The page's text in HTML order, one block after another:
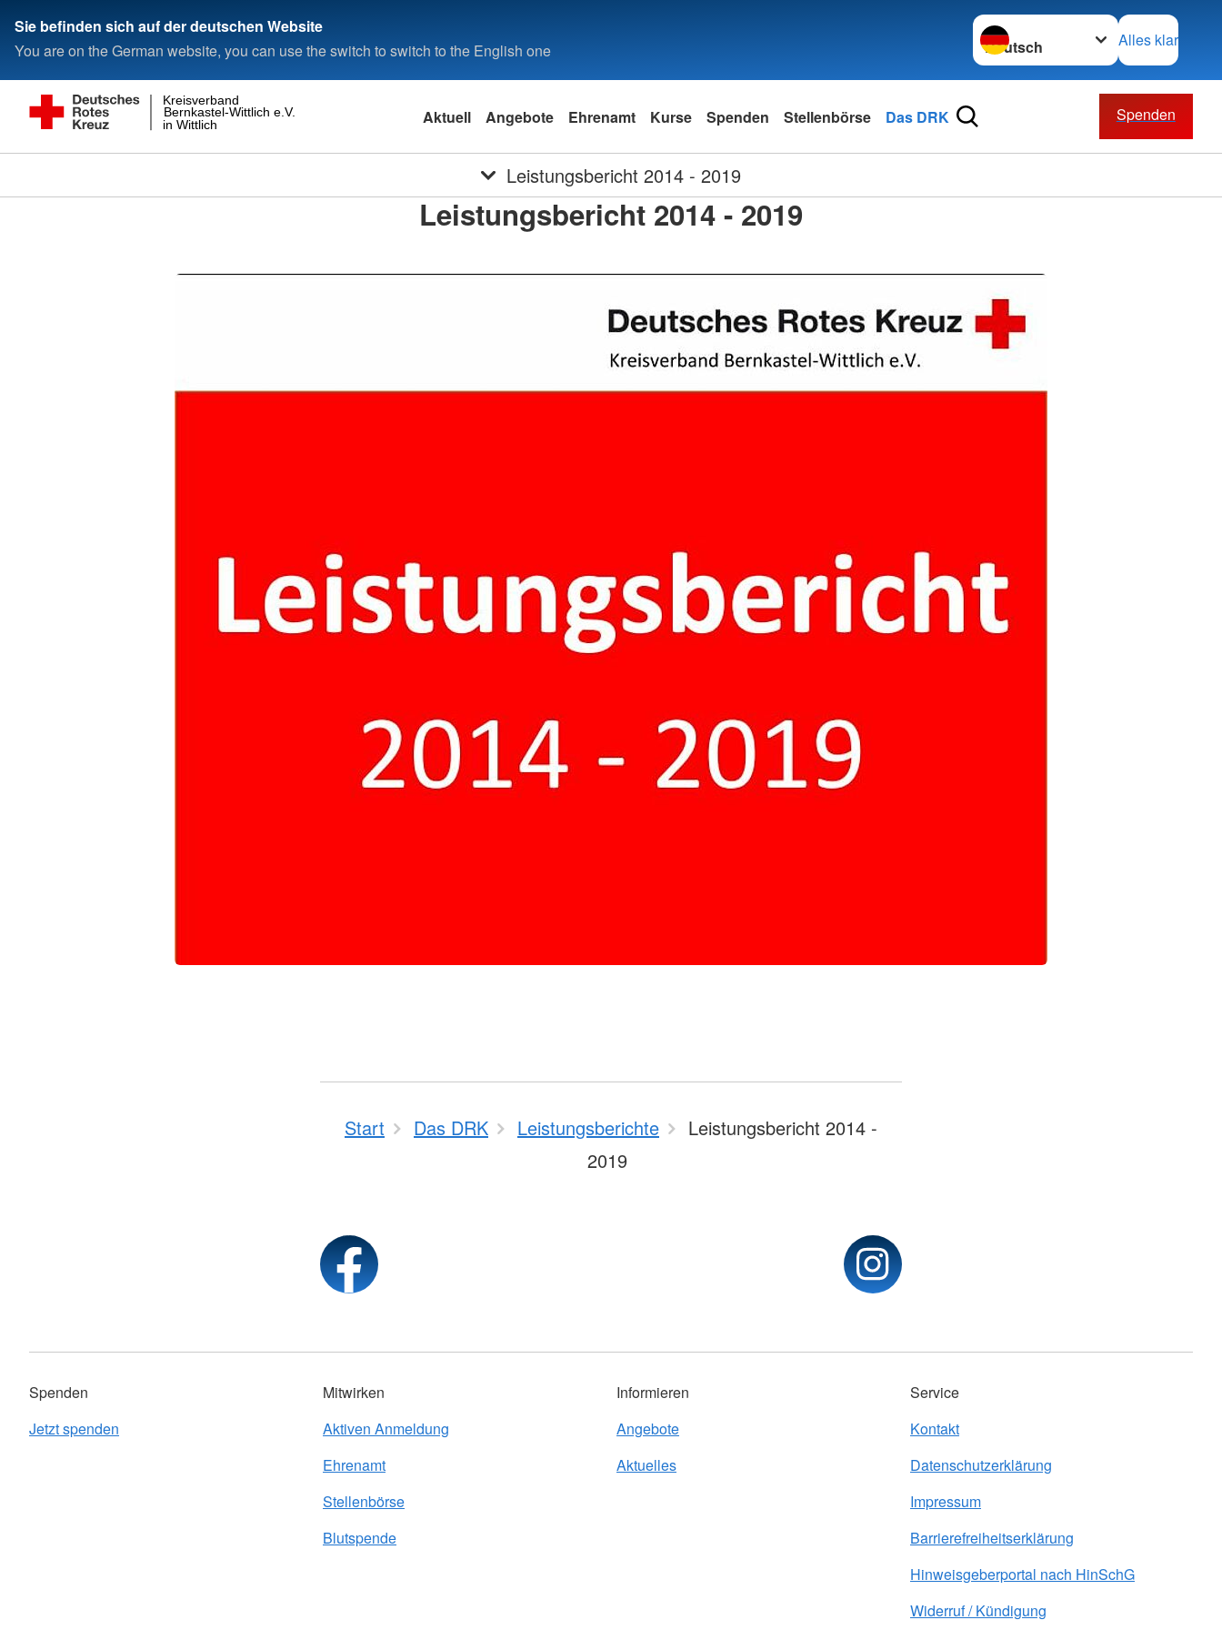
Sie befinden sich auf der deutschen Website
You are on the German website, you can use the switch to switch to the English one
Sprache wechseln zu
Alles klar
in Wittlich
Bernkastel-Wittlich e.V.
Kreisverband
Aktuell Angebote Ehrenamt Kurse Spenden Stellenbörse Das DRK Spenden
Leistungsbericht 2014 - 2019
Leistungsbericht 2014 - 2019
Start Das DRK Leistungsberichte
Leistungsbericht 2014 -
2019
Spenden
Jetzt spenden
Mitwirken
Aktiven Anmeldung
Ehrenamt
Stellenbörse
Blutspende
Informieren
Angebote
Aktuelles
Service
Kontakt
Datenschutzerklärung
Impressum
Barrierefreiheitserklärung
Hinweisgeberportal nach HinSchG
Widerruf / Kündigung